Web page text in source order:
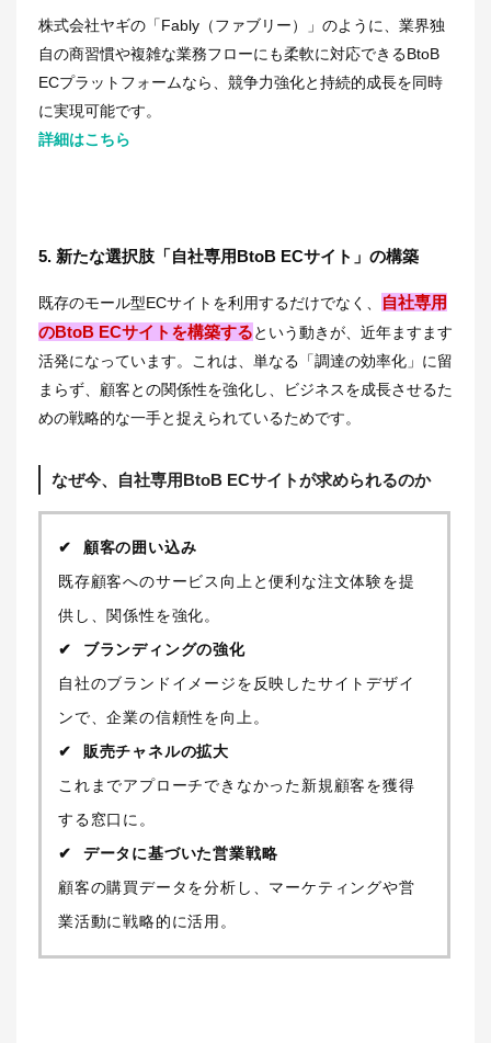
株式会社ヤギの「Fably（ファブリー）」のように、業界独
自の商習慣や複雑な業務フローにも柔軟に対応できるBtoB
ECプラットフォームなら、競争力強化と持続的成長を同時
に実現可能です。
詳細はこちら
5. 新たな選択肢「自社専用BtoB ECサイト」の構築
既存のモール型ECサイトを利用するだけでなく、
自社専用
のBtoB ECサイトを構築するという動きが、近年ますます
活発になっています。これは、単なる「調達の効率化」に留
まらず、顧客との関係性を強化し、ビジネスを成長させるた
めの戦略的な一手と捉えられているためです。
なぜ今、自社専用BtoB ECサイトが求められるのか
顧客の囲い込み
既存顧客へのサービス向上と便利な注文体験を提
供し、関係性を強化。
ブランディングの強化
自社のブランドイメージを反映したサイトデザイ
ンで、企業の信頼性を向上。
販売チャネルの拡大
これまでアプローチできなかった新規顧客を獲得
する窓口に。
データに基づいた営業戦略
顧客の購買データを分析し、マーケティングや営
業活動に戦略的に活用。